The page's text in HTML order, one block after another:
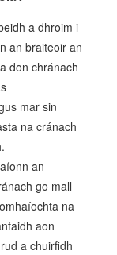
a dhroim i
an braiteoir an
don chránach
mar sin
na cránach
an
go mall
na
aon
a chuirfidh